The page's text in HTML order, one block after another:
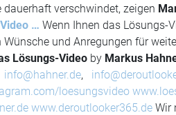
dauerhaft verschwindet, zeigen
… Wenn Ihnen das Lösungs-
Wünsche und Anregungen für
Lösungs-Video by Markus
info@hahner.de,
loesungsvideo
www.deroutlooker365.de Wir